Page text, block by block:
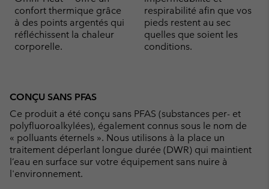
confort thermique grâce
à des points argentés qui
réfléchissent la chaleur
corporelle.
respirabilité afin que vos
pieds restent au sec
quelles que soient les
conditions.
CONÇU SANS PFAS
Ce produit a été conçu sans PFAS (substances per- et
polyfluoroalkylées), également connus sous le nom de
« polluants éternels ». Nous utilisons à la place un
traitement déperlant longue durée (DWR) qui maintient
l’eau en surface sur votre équipement sans nuire à
l'environnement.